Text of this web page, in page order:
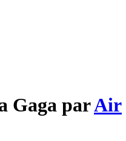
Gaga parAir